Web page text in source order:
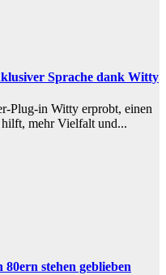
Sprache dank Witty
Plug-in Witty erprobt, einen
hilft, mehr Vielfalt und...
stehen geblieben